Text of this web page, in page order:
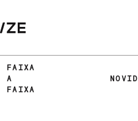
FAIXA
A
FAIXA